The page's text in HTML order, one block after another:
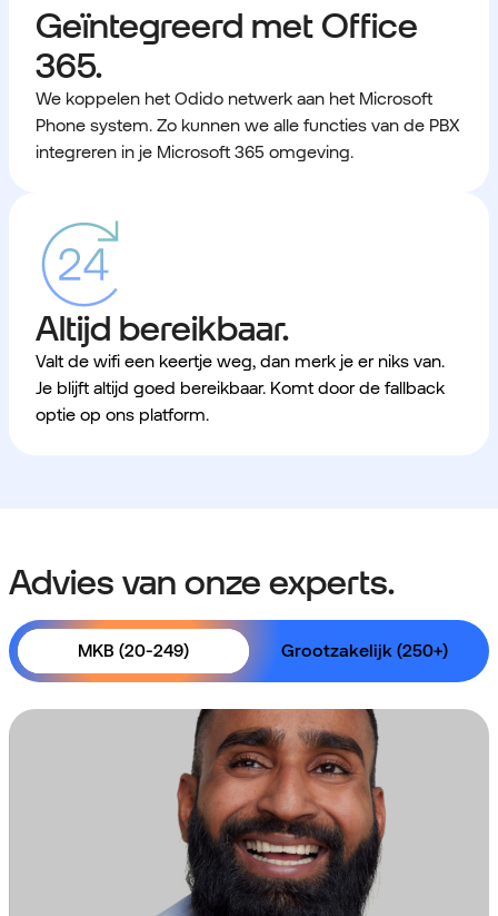
Geïntegreerd met Office
365.
We koppelen het Odido netwerk aan het Microsoft
Phone system. Zo kunnen we alle functies van de PBX
integreren in je Microsoft 365 omgeving.
Altijd bereikbaar.
Valt de wifi een keertje weg, dan merk je er niks van.
Je blijft altijd goed bereikbaar. Komt door de fallback
optie op ons platform.
Advies van onze experts.
MKB (20-249) Grootzakelijk (250+)